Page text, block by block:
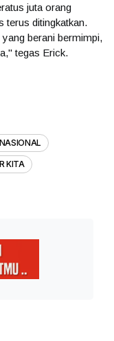
juta orang
terus ditingkatkan.
berani bermimpi,
tegas Erick.
NASIONAL
KITA